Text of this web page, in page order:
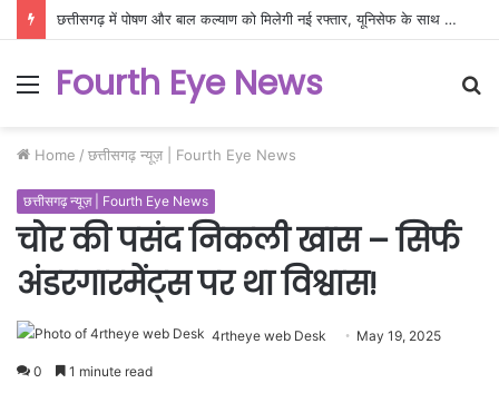
छत्तीसगढ़ में पोषण और बाल कल्याण को मिलेगी नई रफ्तार, यूनिसेफ के साथ बनी नवाचार आधारित रणनीति
Menu
Fourth Eye News
Home / छत्तीसगढ़ न्यूज़ | Fourth Eye News
छत्तीसगढ़ न्यूज़ | Fourth Eye News
चोर की पसंद निकली खास – सिर्फ
अंडरगारमेंट्स पर था विश्वास!
4rtheye web Desk May 19, 2025
0 1 minute read